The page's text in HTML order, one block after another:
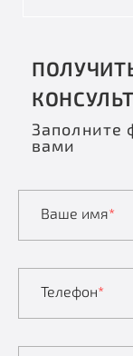
Заполните
вами
Ваше имя*
Телефон*